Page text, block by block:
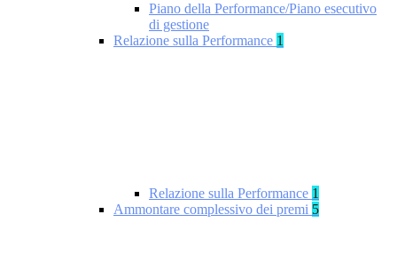
Piano della Performance/Piano esecutivo
di gestione
Relazione sulla Performance 1
Relazione sulla Performance 1
Ammontare complessivo dei premi 5